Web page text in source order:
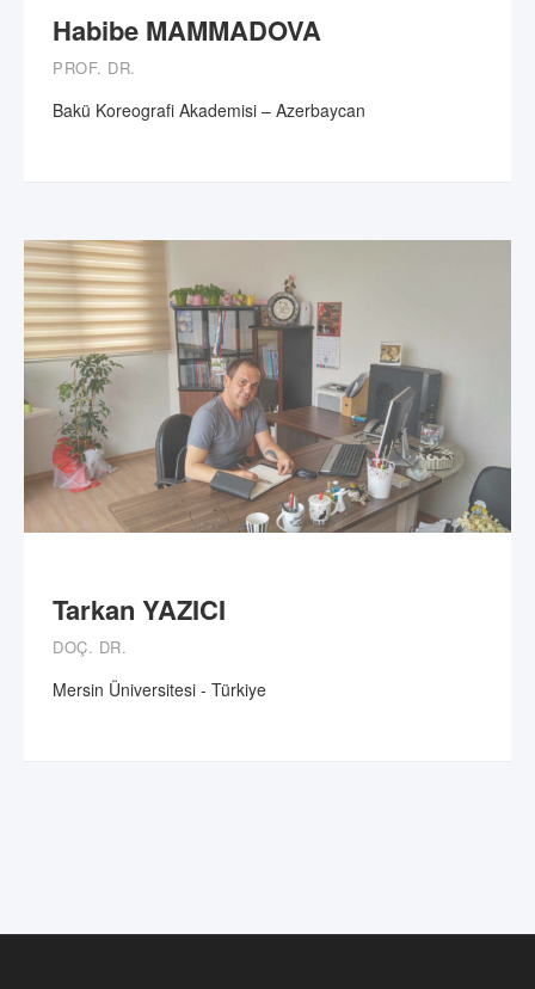
Habibe MAMMADOVA
PROF. DR.
Bakü Koreografi Akademisi – Azerbaycan
Tarkan YAZICI
DOÇ. DR.
Mersin Üniversitesi - Türkiye